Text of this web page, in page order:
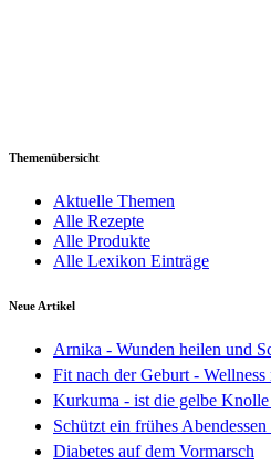
Themenübersicht
Aktuelle Themen
Alle Rezepte
Alle Produkte
Alle Lexikon Einträge
Neue Artikel
Arnika - Wunden heilen und
Fit nach der Geburt -
Kurkuma - ist die gelbe
Schützt ein frühes
Diabetes auf dem Vormarsch